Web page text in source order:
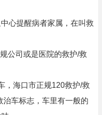
心提醒病者家属，在叫救
公司或是医院的救护/救
，海口市正规120救护/救
车标志，车里有一般的